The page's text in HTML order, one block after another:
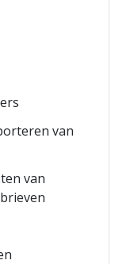
van
van